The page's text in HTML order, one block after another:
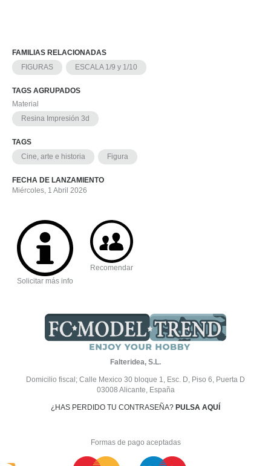
FAMILIAS RELACIONADAS
FIGURAS
ESCALA 1/9 y 1/10
TAGS AGRUPADOS
Material
Resina Impresión 3d
TAGS
Cine, arte e historia
Figura
FECHA DE LANZAMIENTO
Miércoles, 1 Abril 2026
Solicitar más info
Recomendar
Falteridea, S.L.
Domicilio fiscal; Calle Mexico 30 bloque 1, Esc. D, Piso 6, Puerta D
03008 Alicante, España
¿HAS PERDIDO TU CONTRASEÑA? PULSA AQUÍ
Formas de pago aceptadas